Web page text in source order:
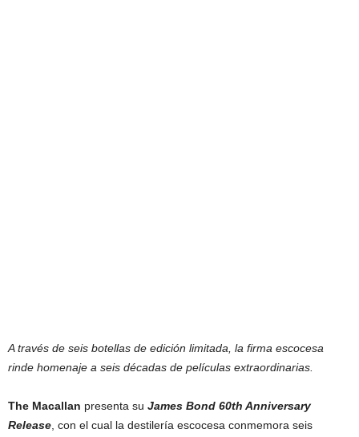
A través de seis botellas de edición limitada, la firma escocesa
rinde homenaje a seis décadas de películas extraordinarias.
The Macallan presenta su James Bond 60th Anniversary
Release , con el cual la destilería escocesa conmemora seis